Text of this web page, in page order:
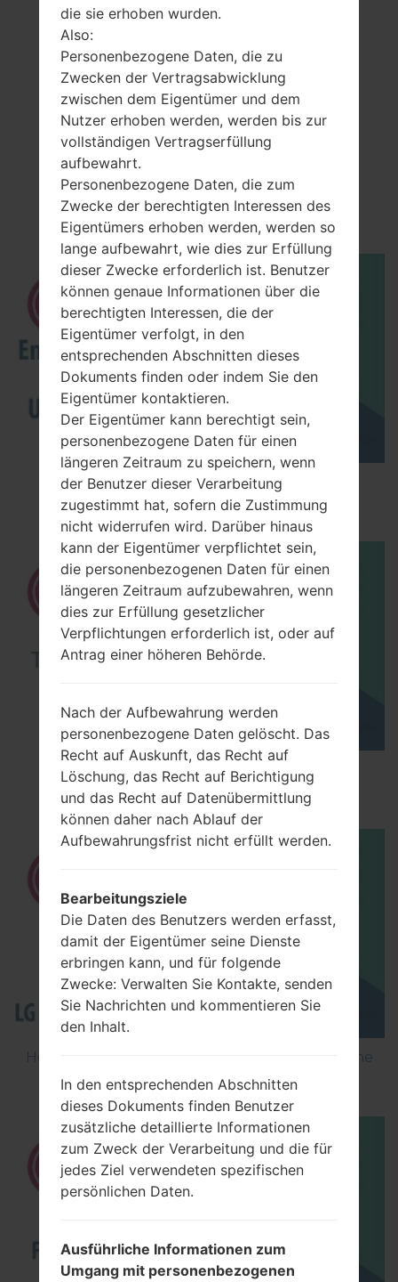
Video
LGMS659(LGMS659)
akaLG Optimus F3
How to Enable Developer Options & USB
Debugging on LG ?
How to Factory Reset through menu on LG
Optimus Vu 2 F200S?
How to Flash Stock Firmware on LG Smartphone
using LG Flash Tool 2014?
die sie erhoben wurden.
Also:
Personenbezogene Daten, die zu
Zwecken der Vertragsabwicklung
zwischen dem Eigentümer und dem
Nutzer erhoben werden, werden bis zur
vollständigen Vertragserfüllung
aufbewahrt.
Personenbezogene Daten, die zum
Zwecke der berechtigten Interessen des
Eigentümers erhoben werden, werden so
lange aufbewahrt, wie dies zur Erfüllung
dieser Zwecke erforderlich ist. Benutzer
können genaue Informationen über die
berechtigten Interessen, die der
Eigentümer verfolgt, in den
entsprechenden Abschnitten dieses
Dokuments finden oder indem Sie den
Eigentümer kontaktieren.
Der Eigentümer kann berechtigt sein,
personenbezogene Daten für einen
längeren Zeitraum zu speichern, wenn
der Benutzer dieser Verarbeitung
zugestimmt hat, sofern die Zustimmung
nicht widerrufen wird. Darüber hinaus
kann der Eigentümer verpflichtet sein,
die personenbezogenen Daten für einen
längeren Zeitraum aufzubewahren, wenn
dies zur Erfüllung gesetzlicher
Verpflichtungen erforderlich ist, oder auf
Antrag einer höheren Behörde.
Nach der Aufbewahrung werden
personenbezogene Daten gelöscht. Das
Recht auf Auskunft, das Recht auf
Löschung, das Recht auf Berichtigung
und das Recht auf Datenübermittlung
können daher nach Ablauf der
Aufbewahrungsfrist nicht erfüllt werden.
Bearbeitungsziele
Die Daten des Benutzers werden erfasst,
damit der Eigentümer seine Dienste
erbringen kann, und für folgende
Zwecke: Verwalten Sie Kontakte, senden
Sie Nachrichten und kommentieren Sie
den Inhalt.
In den entsprechenden Abschnitten
dieses Dokuments finden Benutzer
zusätzliche detaillierte Informationen
zum Zweck der Verarbeitung und die für
jedes Ziel verwendeten spezifischen
persönlichen Daten.
Ausführliche Informationen zum
Umgang mit personenbezogenen